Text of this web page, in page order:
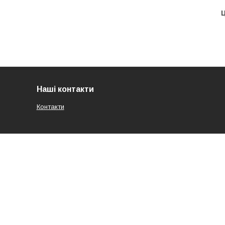
Наші контакти
Контакти